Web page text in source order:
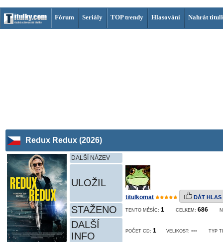
Fórum Seriály TOP trendy Hlasování Nahrát
Redux Redux (2026)
DALŠÍ NÁZEV
ULOŽIL
titulkomat DÁT HLAS
STAŽENO TENTO MĚSÍC: 1 CELKEM: 686
DALŠÍ
INFO
POČET CD: 1 VELIKOST: --- TYP